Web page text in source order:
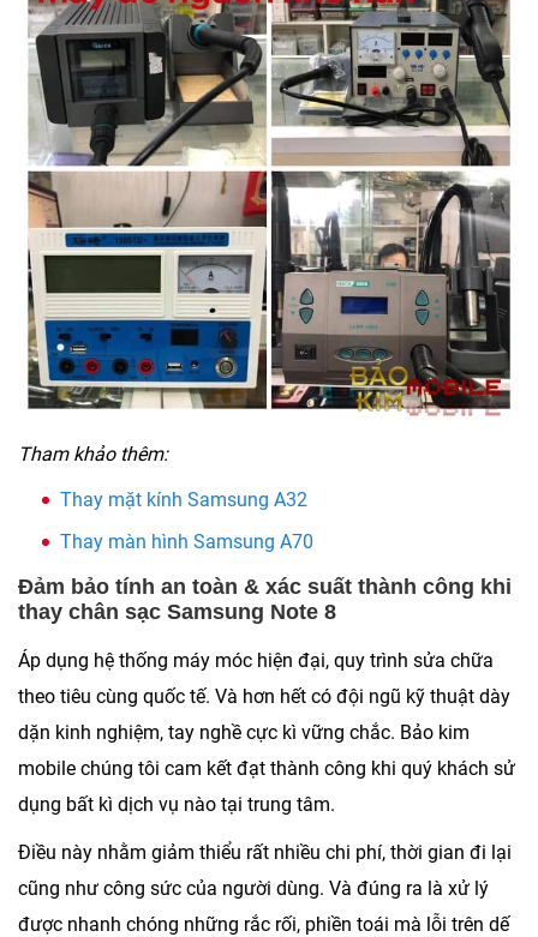
Tham khảo thêm:
Thay mặt kính Samsung A32
Thay màn hình Samsung A70
Đảm bảo tính an toàn & xác suất thành công khi
thay chân sạc Samsung Note 8
Áp dụng hệ thống máy móc hiện đại, quy trình sửa chữa
theo tiêu cùng quốc tế. Và hơn hết có đội ngũ kỹ thuật dày
dặn kinh nghiệm, tay nghề cực kì vững chắc. Bảo kim
mobile chúng tôi cam kết đạt thành công khi quý khách sử
dụng bất kì dịch vụ nào tại trung tâm.
Điều này nhằm giảm thiểu rất nhiều chi phí, thời gian đi lại
cũng như công sức của người dùng. Và đúng ra là xử lý
được nhanh chóng những rắc rối, phiền toái mà lỗi trên dế